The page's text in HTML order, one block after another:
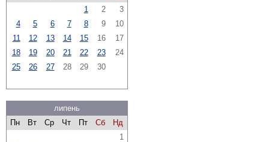
1
2
3
4
5 6 7 8 9
10
11
12 13 14 15 16
17
18
19 20 21 22 23
24
25
26 27 28 29 30
липень
Пн
Вт Ср Чт Пт Сб
Нд
1